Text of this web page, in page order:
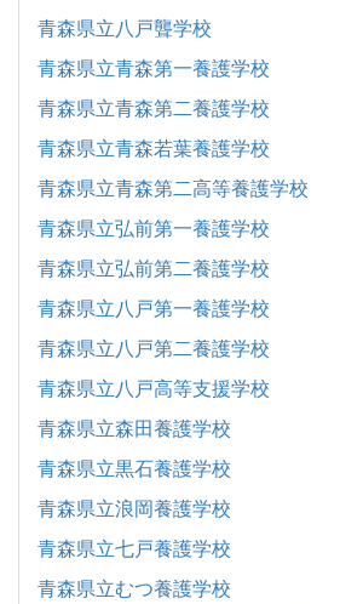
青森県立八戸聾学校
青森県立青森第一養護学校
青森県立青森第二養護学校
青森県立青森若葉養護学校
青森県立青森第二高等養護学校
青森県立弘前第一養護学校
青森県立弘前第二養護学校
青森県立八戸第一養護学校
青森県立八戸第二養護学校
青森県立八戸高等支援学校
青森県立森田養護学校
青森県立黒石養護学校
青森県立浪岡養護学校
青森県立七戸養護学校
青森県立むつ養護学校